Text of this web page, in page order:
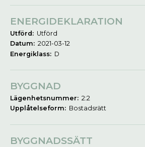
ENERGIDEKLARATION
Utförd: Utförd
Datum: 2021-03-12
Energiklass: D
BYGGNAD
Lägenhetsnummer: 2:2
Upplåtelseform: Bostadsrätt
BYGGNADSSÄTT